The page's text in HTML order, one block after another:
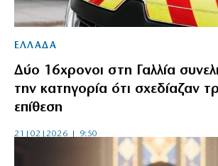
ΕΛΛΑΔΑ
Δύο 16χρονοι στη Γαλλία
την κατηγορία ότι σχεδίαζαν
επίθεση
21|02|2026 | 9:50